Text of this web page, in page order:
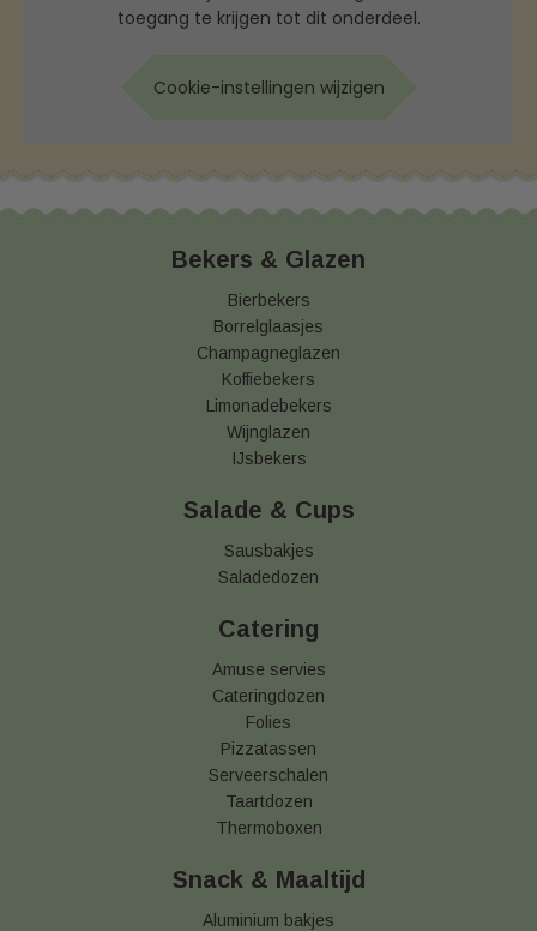
toegang te krijgen tot dit onderdeel.
Cookie-instellingen wijzigen
Bekers & Glazen
Bierbekers
Borrelglaasjes
Champagneglazen
Koffiebekers
Limonadebekers
Wijnglazen
IJsbekers
Salade & Cups
Sausbakjes
Saladedozen
Catering
Amuse servies
Cateringdozen
Folies
Pizzatassen
Serveerschalen
Taartdozen
Thermoboxen
Snack & Maaltijd
Aluminium bakjes